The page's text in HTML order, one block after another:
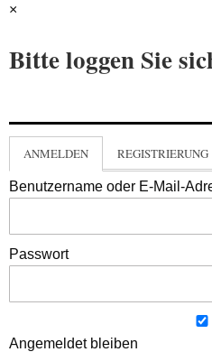
×
Bitte loggen Sie
ANMELDEN REGISTRIERUNG
Benutzername oder E-Mail-
Passwort
Angemeldet bleiben